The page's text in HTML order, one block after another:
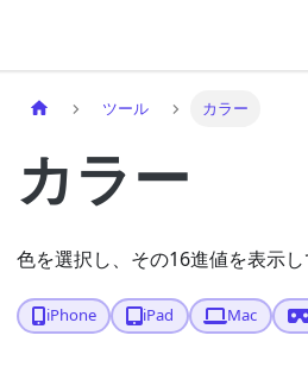
ツール カラー
カラー
色を選択し、その16進値を表示
iPhone iPad Mac